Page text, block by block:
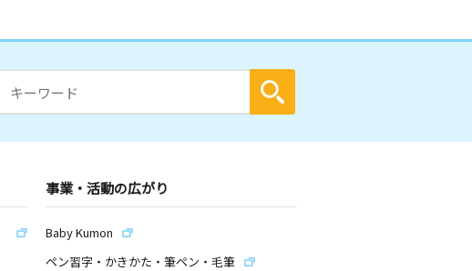
事業・活動の広がり
Baby Kumon
ペン習字・かきかた・筆ペン・毛筆